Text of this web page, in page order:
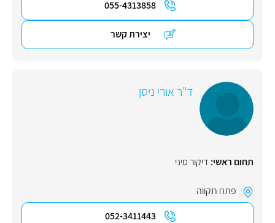
055-4313858
יצירת קשר
ד"ר אורי ניסן
תחום ראשי: דיקור סיני
פתח תקווה
052-3411443